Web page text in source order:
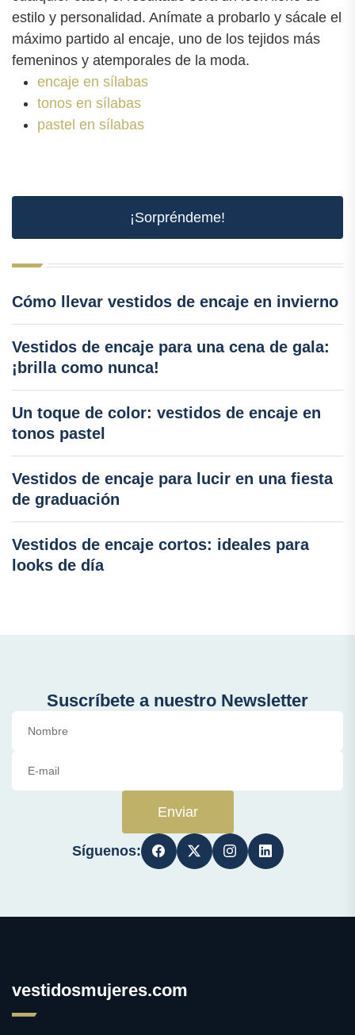
estilo y personalidad. Anímate a probarlo y sácale el
máximo partido al encaje, uno de los tejidos más
femeninos y atemporales de la moda.
encaje en sílabas
tonos en sílabas
pastel en sílabas
¡Sorpréndeme!
Cómo llevar vestidos de encaje en invierno
Vestidos de encaje para una cena de gala:
¡brilla como nunca!
Un toque de color: vestidos de encaje en
tonos pastel
Vestidos de encaje para lucir en una fiesta
de graduación
Vestidos de encaje cortos: ideales para
looks de día
Suscríbete a nuestro Newsletter
Enviar
Síguenos:
vestidosmujeres.com